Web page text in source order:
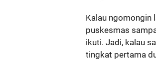
Kalau ngomongin
puskesmas
ikuti. Jadi, kalau
tingkat pertama